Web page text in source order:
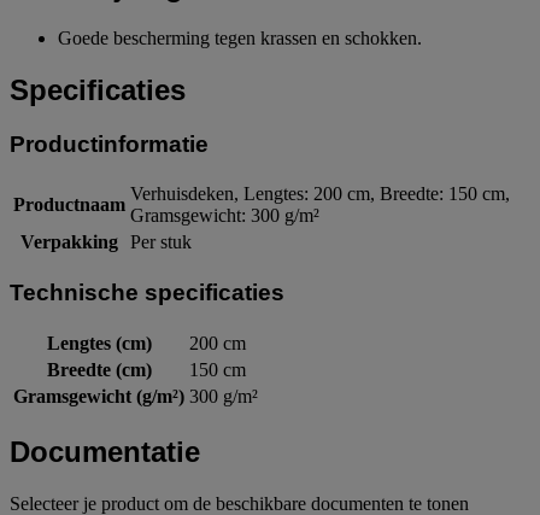
Goede bescherming tegen krassen en schokken.
Specificaties
Productinformatie
Productnaam
Verhuisdeken, Lengtes: 200 cm, Breedte: 150 cm,
Gramsgewicht: 300 g/m²
Verpakking Per stuk
Technische specificaties
Lengtes (cm)
200 cm
Breedte (cm)
150 cm
Gramsgewicht (g/m²) 300 g/m²
Documentatie
Selecteer je product om de beschikbare documenten te tonen